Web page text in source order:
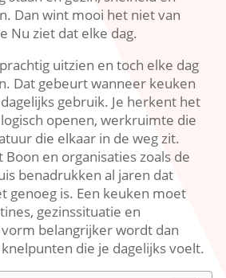
Dan wint mooi het niet van
Nu ziet dat elke dag.​
uitzien en toch elke dag
Dat gebeurt wanneer keuken
gebruik.​ Je herkent het
openen, werkruimte die
die elkaar in de weg zit.​
en organisaties zoals de
benadrukken al jaren dat
genoeg is.​ Een keuken moet
gezinssituatie en
belangrijker wordt dan
die je dagelijks voelt.​